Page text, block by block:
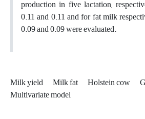
production in five lactation,
0.11 and 0.11 and for fat milk
0.09 and 0.09 were evaluated.
Milk yield Milk fat Holstein cow
Multivariate model